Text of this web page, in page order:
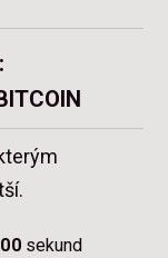
00 sekund